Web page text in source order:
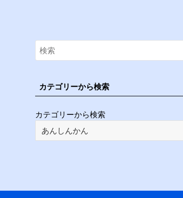
カテゴリーから検索
カテゴリーから検索